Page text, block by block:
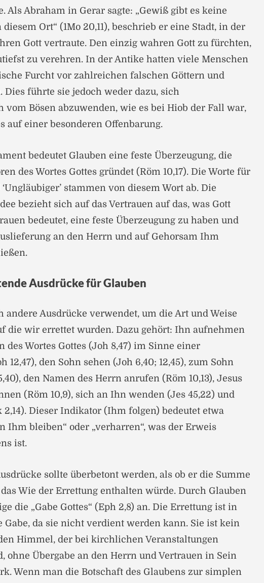
Als Abraham in Gerar sagte: „Gewiß gibt es keine
Ort“ (1Mo 20,11), beschrieb er eine Stadt, in der
Gott vertraute. Den einzig wahren Gott zu fürchten,
zu verehren. In der Antike hatten viele Menschen
Furcht vor zahlreichen falschen Göttern und
Dies führte sie jedoch weder dazu, sich
vom Bösen abzuwenden, wie es bei Hiob der Fall war,
auf einer besonderen Offenbarung.
bedeutet Glauben eine feste Überzeugung, die
des Wortes Gottes gründet (Röm 10,17). Die Worte für
‘Ungläubiger’ stammen von diesem Wort ab. Die
bezieht sich auf das Vertrauen auf das, was Gott
bedeutet, eine feste Überzeugung zu haben und
an den Herrn und auf Gehorsam Ihm
Ausdrücke für Glauben
andere Ausdrücke verwendet, um die Art und Weise
die wir errettet wurden. Dazu gehört: Ihn aufnehmen
des Wortes Gottes (Joh 8,47) im Sinne einer
12,47), den Sohn sehen (Joh 6,40; 12,45), zum Sohn
den Namen des Herrn anrufen (Röm 10,13), Jesus
(Röm 10,9), sich an Ihn wenden (Jes 45,22) und
Dieser Indikator (Ihm folgen) bedeutet etwa
Ihm bleiben“ oder „verharren“, was der Erweis
ist.
sollte überbetont werden, als ob er die Summe
Wie der Errettung enthalten würde. Durch Glauben
die „Gabe Gottes“ (Eph 2,8) an. Die Errettung ist in
Gabe, da sie nicht verdient werden kann. Sie ist kein
Himmel, der bei kirchlichen Veranstaltungen
ohne Übergabe an den Herrn und Vertrauen in Sein
Wenn man die Botschaft des Glaubens zur simplen